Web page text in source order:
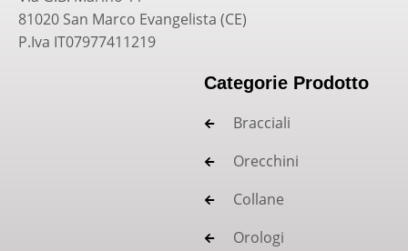
81020 San Marco Evangelista (CE)
P.Iva IT07977411219
Categorie Prodotto
Bracciali
Orecchini
Collane
Orologi